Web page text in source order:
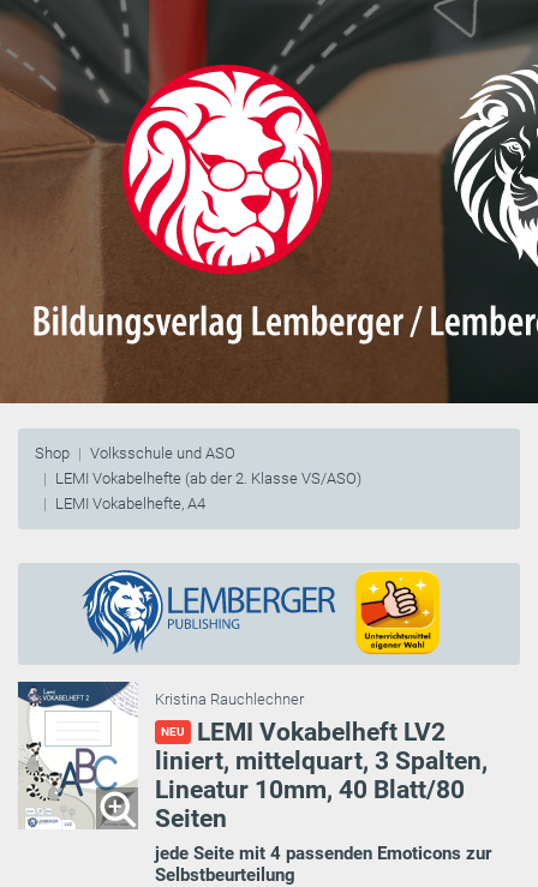
Shop
Volksschule und ASO
LEMI Vokabelhefte (ab der 2. Klasse VS/ASO)
LEMI Vokabelhefte, A4
Kristina Rauchlechner
NEU
LEMI Vokabelheft LV2
liniert, mittelquart, 3 Spalten,
Lineatur 10mm, 40 Blatt/80
Seiten
jede Seite mit 4 passenden Emoticons zur
Selbstbeurteilung